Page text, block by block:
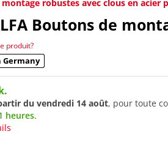
robustes avec clous en acier
Boutons de
produit?
Germany
du vendredi 14 août, pour toute
heures.